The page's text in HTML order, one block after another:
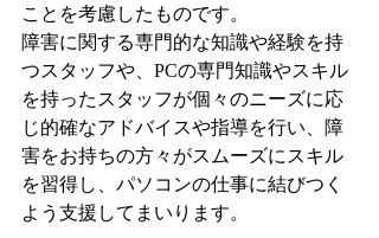
ことを考慮したものです。
障害に関する専門的な知識や経験を持
つスタッフや、PCの専門知識やスキル
を持ったスタッフが個々のニーズに応
じ的確なアドバイスや指導を行い、障
害をお持ちの方々がスムーズにスキル
を習得し、パソコンの仕事に結びつく
よう支援してまいります。